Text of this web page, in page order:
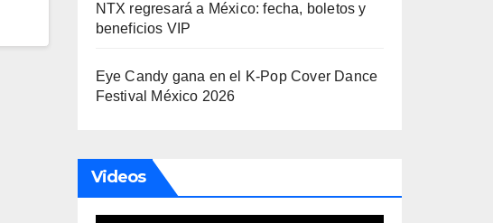
NTX regresará a México: fecha, boletos y
beneficios VIP
Eye Candy gana en el K-Pop Cover Dance
Festival México 2026
Videos